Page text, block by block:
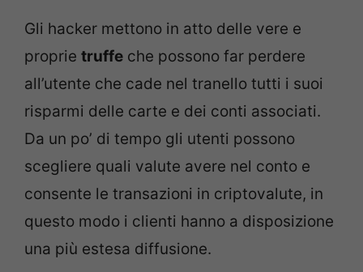
Gli hacker mettono in atto delle vere e
proprie truffe che possono far perdere
all’utente che cade nel tranello tutti i suoi
risparmi delle carte e dei conti associati.
Da un po’ di tempo gli utenti possono
scegliere quali valute avere nel conto e
consente le transazioni in criptovalute, in
questo modo i clienti hanno a disposizione
una più estesa diffusione.